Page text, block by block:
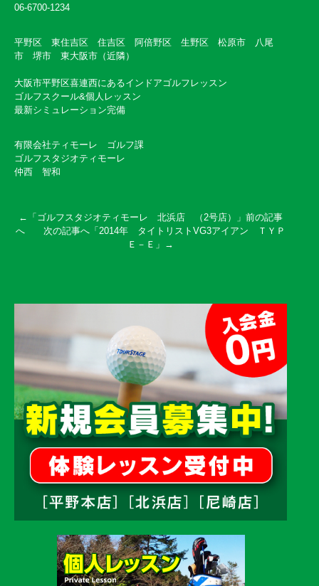
06-6700-1234
平野区 東住吉区 住吉区 阿倍野区 生野区 松原市 八尾
市 堺市 東大阪市（近隣）
大阪市平野区喜連西にあるインドアゴルフレッスン
ゴルフスクール&個人レッスン
最新シミュレーション完備
有限会社ティモーレ ゴルフ課
ゴルフスタジオティモーレ
仲西 智和
←「 ゴルフスタジオティモーレ 北浜店 （2号店）
」前の記事
へ 次の記事へ「 2014年 タイトリストVG3アイアン ＴＹＰ
Ｅ－Ｅ 」→